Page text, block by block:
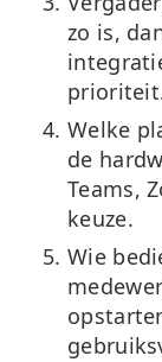
zo is,
Welke
de
Teams,
keuze.
Wie